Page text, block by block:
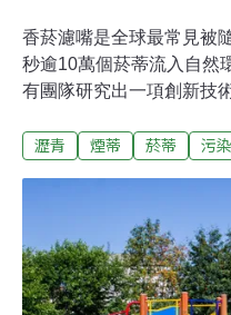
香菸濾嘴是全球最常見被
秒逾10萬個菸蒂流入自然
有團隊研究出一項創新技
能打造更耐用的道路，為
根菸蒂流入環境。其中
醋酸纖維素聚合物組成，
班牙格拉納達大學（
隆那大學（University of
瀝青 煙蒂 菸蒂 污